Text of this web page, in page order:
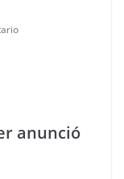
anunció